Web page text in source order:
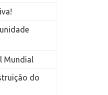
Mundial
do